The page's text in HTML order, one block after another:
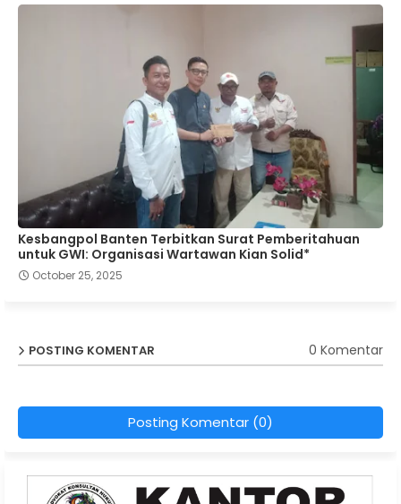
Kesbangpol Banten Terbitkan Surat Pemberitahuan
untuk GWI: Organisasi Wartawan Kian Solid*
October 25, 2025
POSTING KOMENTAR 0 Komentar
Posting Komentar (0)